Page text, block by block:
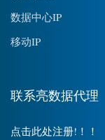
数据中心IP
移动IP
联系亮数据代理
点击此处注册!！！